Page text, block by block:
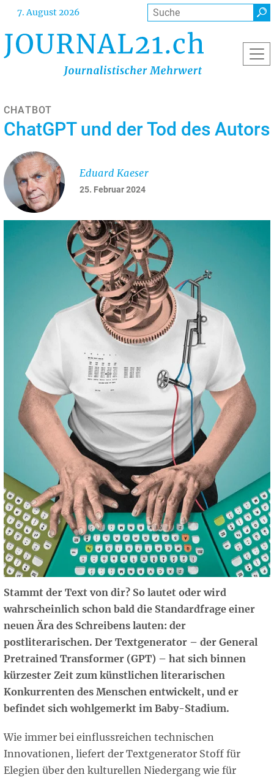
Direkt
Inhalt
7. August 2026 Suche
CHATBOT
ChatGPT und der Tod des Autors
25. Februar 2024
Eduard Kaeser
Stammt der Text von dir? So lautet oder wird
wahrscheinlich schon bald die Standardfrage einer
neuen Ära des Schreibens lauten: der
postliterarischen. Der Textgenerator – der General
Pretrained Transformer (GPT) – hat sich binnen
kürzester Zeit zum künstlichen literarischen
Konkurrenten des Menschen entwickelt, und er
befindet sich wohlgemerkt im Baby-Stadium.
Wie immer bei einflussreichen technischen
Innovationen, liefert der Textgenerator Stoff für
Elegien über den kulturellen Niedergang wie für